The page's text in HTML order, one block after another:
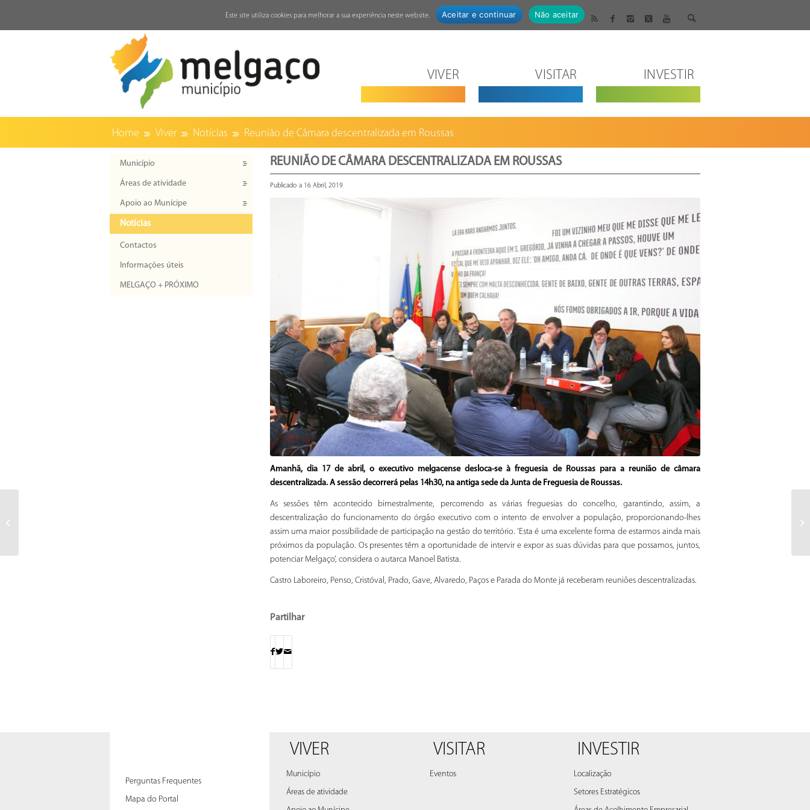
VIVER VISITAR INVESTIR
Home Viver Notícias Reunião de Câmara descentralizada em Roussas
REUNIÃO DE CÂMARA DESCENTRALIZADA EM ROUSSAS
Publicado a 16 Abril, 2019
Amanhã, dia 17 de abril, o executivo melgacense desloca-se à freguesia de Roussas para a reunião de câmara
descentralizada. A sessão decorrerá pelas 14h30, na antiga sede da Junta de Freguesia de Roussas.
As sessões têm acontecido bimestralmente, percorrendo as várias freguesias do concelho, garantindo, assim, a
descentralização do funcionamento do órgão executivo com o intento de envolver a população, proporcionando-lhes
assim uma maior possibilidade de participação na gestão do território. ‘Esta é uma excelente forma de estarmos ainda mais
próximos da população. Os presentes têm a oportunidade de intervir e expor as suas dúvidas para que possamos, juntos,
potenciar Melgaço’, considera o autarca Manoel Batista.
Castro Laboreiro, Penso, Cristóval, Prado, Gave, Alvaredo, Paços e Parada do Monte já receberam reuniões descentralizadas.
Partilhar
Município
Áreas de atividade
Apoio ao Munícipe
Notícias
Contactos
Informações úteis
MELGAÇO + PRÓXIMO
Perguntas Frequentes
Mapa do Portal
VIVER
Município
Áreas de atividade
VISITAR
Eventos
INVESTIR
Localização
Setores Estratégicos
Este site utiliza cookies para melhorar a sua experiência neste website. Aceitar e continuar Não aceitar